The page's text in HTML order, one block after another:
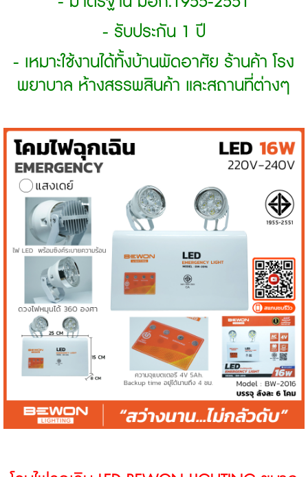
- รับประกัน 1 ปี
- เหมาะใช้งานได้ทั้งบ้านพัดอาศัย ร้านค้า โรง
พยาบาล ห้างสรรพสินค้า และสถานที่ต่างๆ